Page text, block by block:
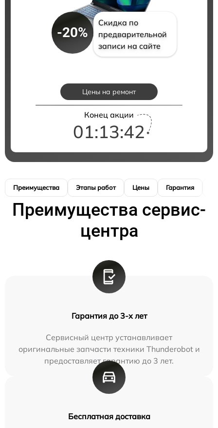
-20%
Скидка по
предварительной
записи на сайте
Цены на ремонт
Конец акции
01:13:41
Преимущества Этапы работ Цены Гарантия
Преимущества сервис-
центра
Гарантия до 3-х лет
Сервисный центр устанавливает
оригинальные запчасти техники Thunderobot и
предоставляет гарантию до 3 лет.
Бесплатная доставка